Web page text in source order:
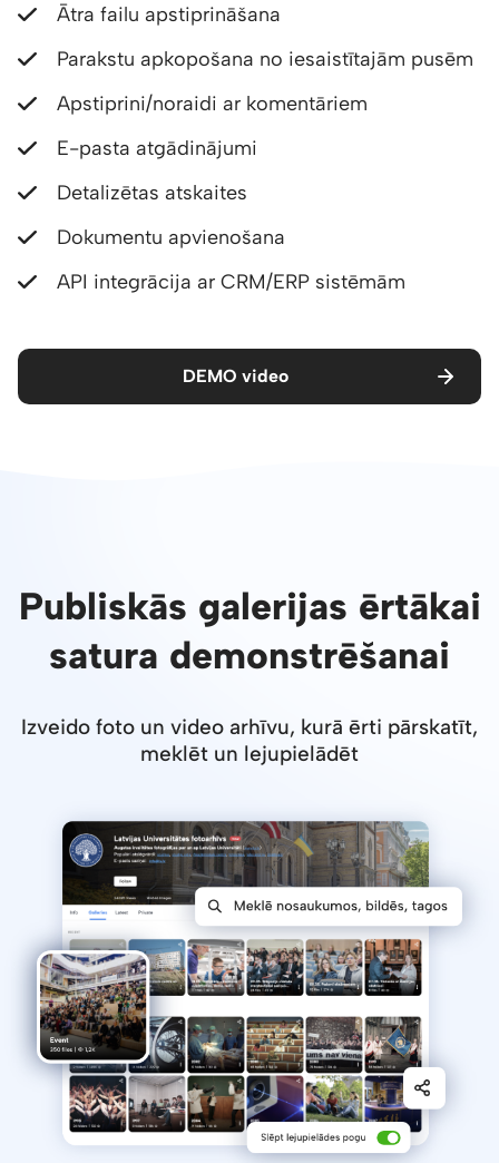
Ātra failu apstiprināšana
Parakstu apkopošana no iesaistītajām pusēm
Apstiprini/noraidi ar komentāriem
E-pasta atgādinājumi
Detalizētas atskaites
Dokumentu apvienošana
API integrācija ar CRM/ERP sistēmām
DEMO video
Publiskās galerijas ērtākai
satura demonstrēšanai
Izveido foto un video arhīvu, kurā ērti pārskatīt,
meklēt un lejupielādēt